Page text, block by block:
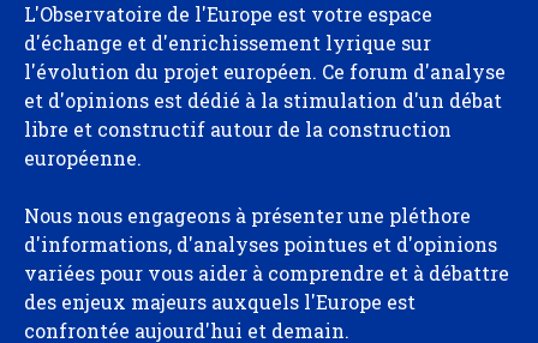
L'Observatoire de l'Europe est votre espace
d'échange et d'enrichissement lyrique sur
l'évolution du projet européen. Ce forum d'analyse
et d'opinions est dédié à la stimulation d'un débat
libre et constructif autour de la construction
européenne.
Nous nous engageons à présenter une pléthore
d'informations, d'analyses pointues et d'opinions
variées pour vous aider à comprendre et à débattre
des enjeux majeurs auxquels l'Europe est
confrontée aujourd'hui et demain.